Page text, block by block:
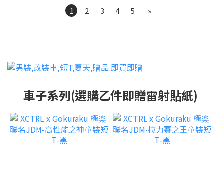
1 2 3 4 5 »
車子系列(選購乙件即贈雷射貼紙)